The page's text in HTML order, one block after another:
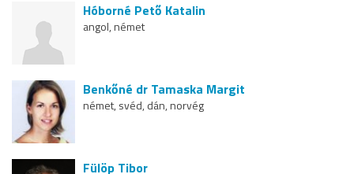
Hóborné Pető Katalin
angol, német
Benkőné dr Tamaska Margit
német, svéd, dán, norvég
Fülöp Tibor